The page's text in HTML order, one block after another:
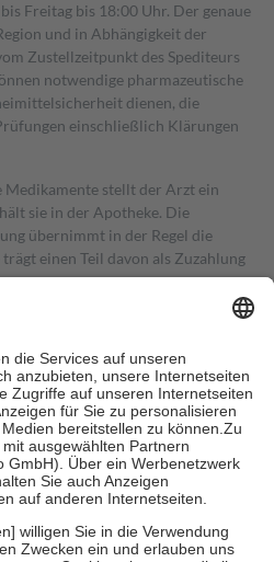
Freitag bis 18:00 Uhr. Der genaue
und in Abhängigkeit der
Zustellzeitpunkt des Spediteurs
notwendige pharmazeutische
dienen, die
einschließlich Klärungen
stellt der Arzt ein
sie in der Apotheke. Die
übernimmt in der Regel die
einen Teil davon als Zuzahlung
Zuzahlungen in Höhe von zehn
jedoch nie mehr als die tatsächlichen
auch für Online-Apotheken.
Krankenpflege beträgt die
sowie zehn Euro je
für ihre eigene Gesundheit zu
der Familie zu unterstützen,
zum vollendeten 18. Lebensjahr